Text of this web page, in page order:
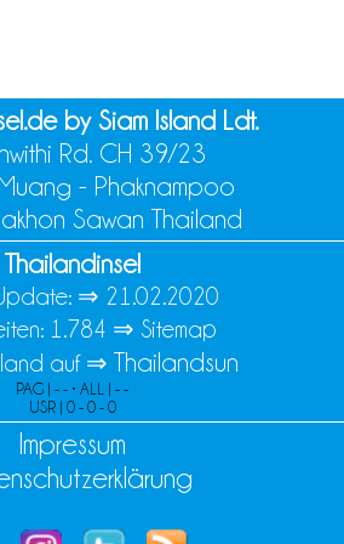
by Siam Island Ldt.
Rd. CH 39/23
- Phaknampoo
Sawan Thailand
Thailandinsel
Update: ⇒ 21.02.2020
1.784 ⇒ Sitemap
auf ⇒ Thailandsun
PAG | - - • ALL | - -
USR | 0 - 0 - 0
Impressum